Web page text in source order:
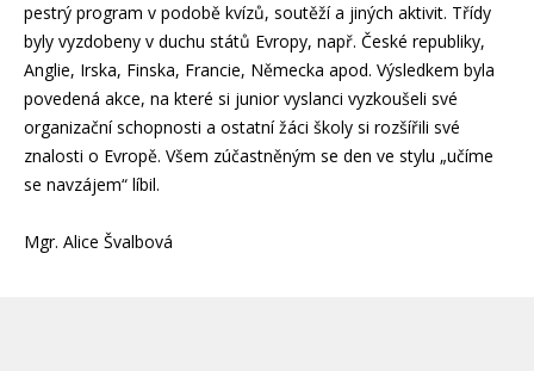
pestrý program v podobě kvízů, soutěží a jiných aktivit. Třídy
byly vyzdobeny v duchu států Evropy, např. České republiky,
Anglie, Irska, Finska, Francie, Německa apod. Výsledkem byla
povedená akce, na které si junior vyslanci vyzkoušeli své
organizační schopnosti a ostatní žáci školy si rozšířili své
znalosti o Evropě. Všem zúčastněným se den ve stylu „učíme
se navzájem“ líbil.
Mgr. Alice Švalbová